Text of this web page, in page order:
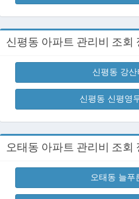
신평동 아파트 관리비 조회
신평동 강
신평동 신평영
오태동 아파트 관리비 조회
오태동 늘푸